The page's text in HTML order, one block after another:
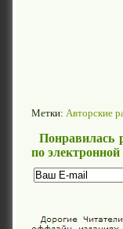
Метки: Авторские
Понравилась
по электронной